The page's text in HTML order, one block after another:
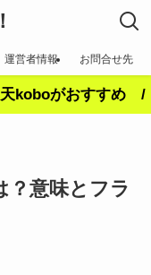
運営者情報 お問合せ先
koboがおすすめ /
？意味とフラ